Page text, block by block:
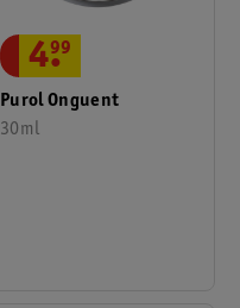
Purol Onguent
30ml
4.
99